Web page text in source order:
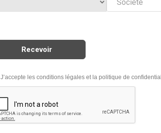
J’accepte les conditions légales et la politique de